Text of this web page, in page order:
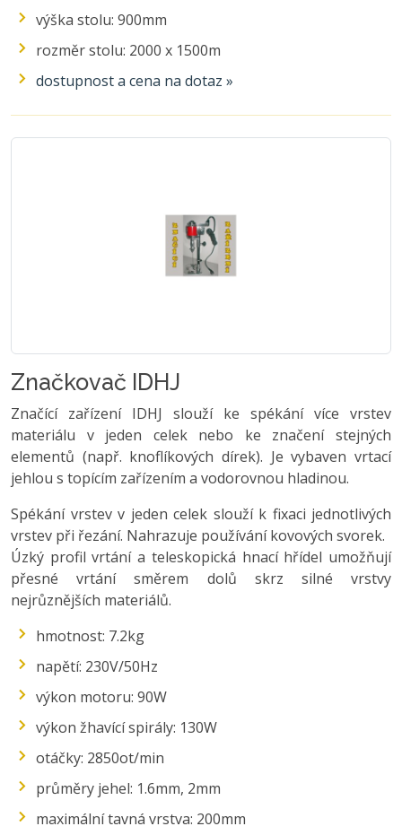
výška stolu: 900mm
rozměr stolu: 2000 x 1500m
dostupnost a cena na dotaz »
Značkovač IDHJ
Značící zařízení IDHJ slouží ke spékání více vrstev
materiálu v jeden celek nebo ke značení stejných
elementů (např. knoflíkových dírek). Je vybaven vrtací
jehlou s topícím zařízením a vodorovnou hladinou.
Spékání vrstev v jeden celek slouží k fixaci jednotlivých
vrstev při řezání. Nahrazuje používání kovových svorek.
Úzký profil vrtání a teleskopická hnací hřídel umožňují
přesné vrtání směrem dolů skrz silné vrstvy
nejrůznějších materiálů.
hmotnost: 7.2kg
napětí: 230V/50Hz
výkon motoru: 90W
výkon žhavící spirály: 130W
otáčky: 2850ot/min
průměry jehel: 1.6mm, 2mm
maximální tavná vrstva: 200mm